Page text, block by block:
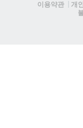
이용약관
개